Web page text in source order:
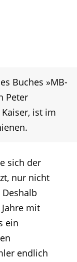
Buches »MB-
Peter
ist im
sich der
nur nicht
mit
ein
endlich